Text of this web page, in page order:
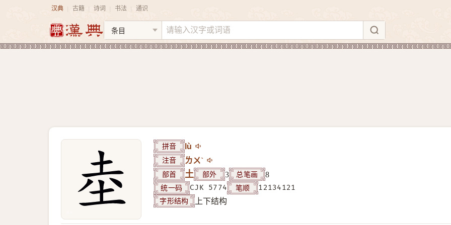
汉典 古籍 诗词 书法 通识
拼音 lù
注音 ㄌㄨˋ
部首 土 部外 3 总笔画 8
统一码 CJK 5774 笔顺 12134121
字形结构 上下结构